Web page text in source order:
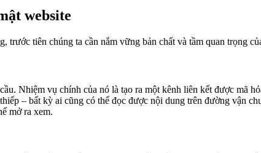
website
trước tiên chúng ta cần nắm vững bản chất và tầm quan trọng
Nhiệm vụ chính của nó là tạo ra một kênh liên kết được mã
– bất kỳ ai cũng có thể đọc được nội dung trên đường vận
mở ra xem.